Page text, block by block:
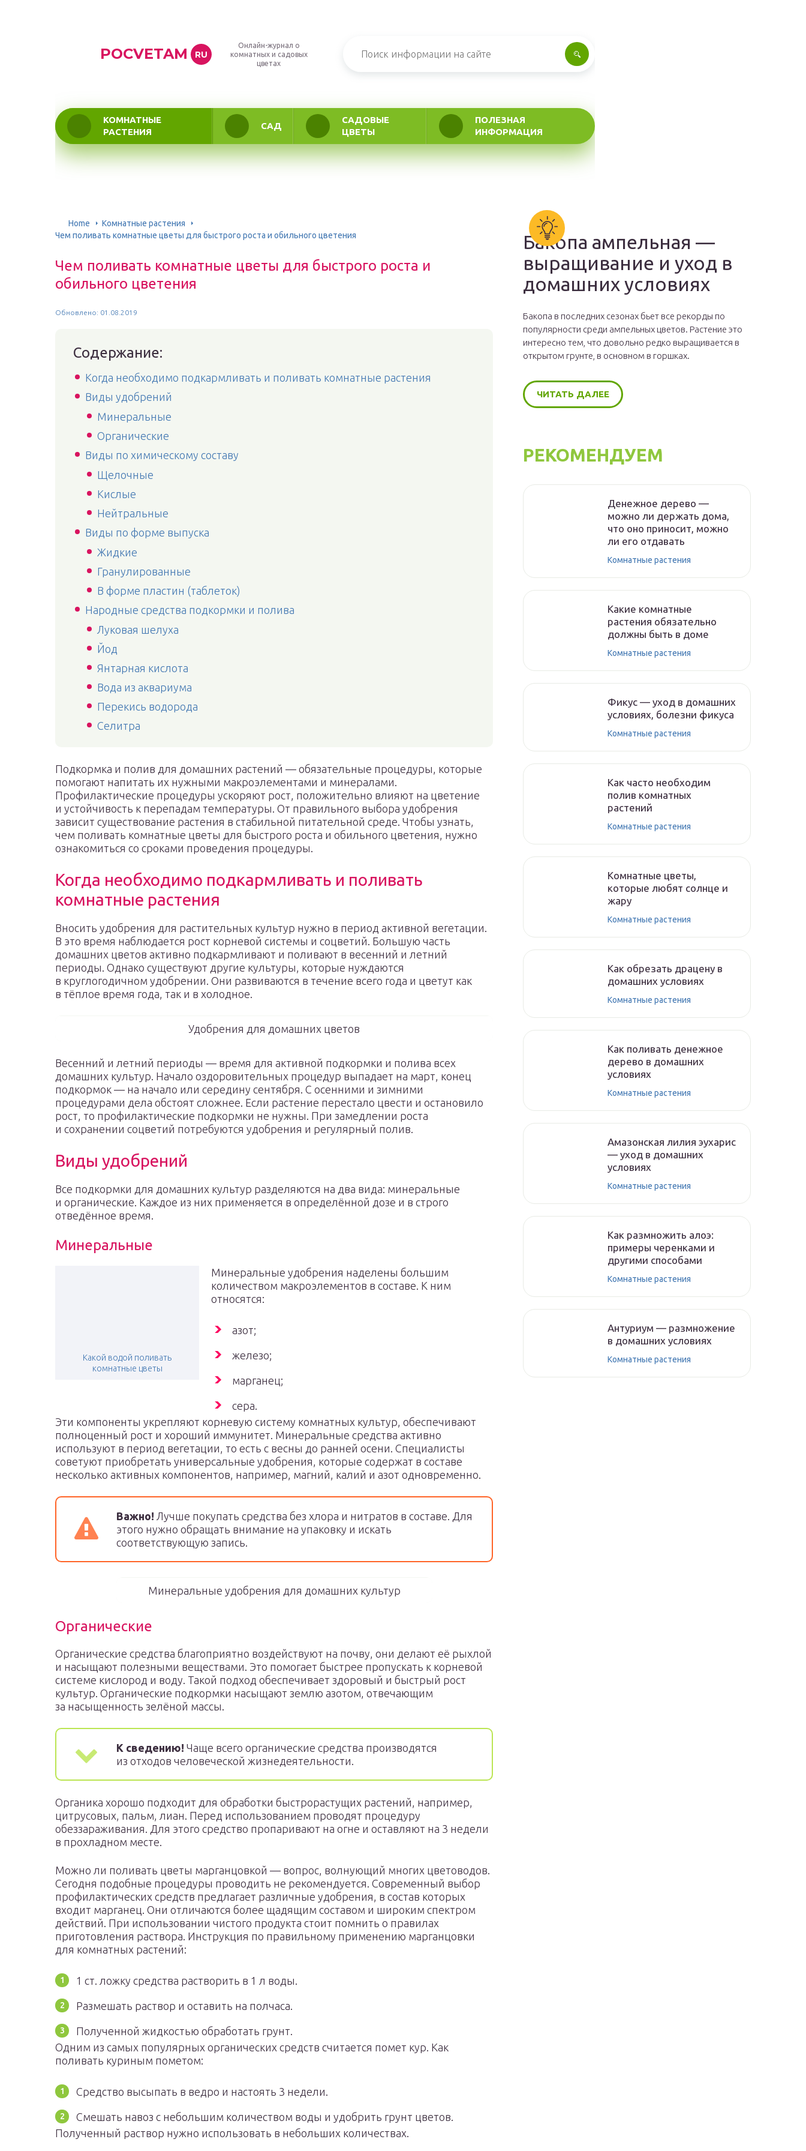
POCVETAM RU
Онлайн-журнал о
комнатных и садовых
цветах
КОМНАТНЫЕ
РАСТЕНИЯ
САД
САДОВЫЕ
ЦВЕТЫ
ПОЛЕЗНАЯ
ИНФОРМАЦИЯ
Home
Комнатные растения
Чем поливать комнатные цветы для быстрого роста и обильного цветения
Чем поливать комнатные цветы для быстрого роста и
обильного цветения
Обновлено: 01.08.2019
Содержание:
Когда необходимо подкармливать и поливать комнатные растения
Виды удобрений
Минеральные
Органические
Виды по химическому составу
Щелочные
Кислые
Нейтральные
Виды по форме выпуска
Жидкие
Гранулированные
В форме пластин (таблеток)
Народные средства подкормки и полива
Луковая шелуха
Йод
Янтарная кислота
Вода из аквариума
Перекись водорода
Селитра
Подкормка и полив для домашних растений — обязательные процедуры, которые
помогают напитать их нужными макроэлементами и минералами.
Профилактические процедуры ускоряют рост, положительно влияют на цветение
и устойчивость к перепадам температуры. От правильного выбора удобрения
зависит существование растения в стабильной питательной среде. Чтобы узнать,
чем поливать комнатные цветы для быстрого роста и обильного цветения, нужно
ознакомиться со сроками проведения процедуры.
Когда необходимо подкармливать и поливать
комнатные растения
Вносить удобрения для растительных культур нужно в период активной вегетации.
В это время наблюдается рост корневой системы и соцветий. Большую часть
домашних цветов активно подкармливают и поливают в весенний и летний
периоды. Однако существуют другие культуры, которые нуждаются
в круглогодичном удобрении. Они развиваются в течение всего года и цветут как
в тёплое время года, так и в холодное.
Удобрения для домашних цветов
Весенний и летний периоды — время для активной подкормки и полива всех
домашних культур. Начало оздоровительных процедур выпадает на март, конец
подкормок — на начало или середину сентября. С осенними и зимними
процедурами дела обстоят сложнее. Если растение перестало цвести и остановило
рост, то профилактические подкормки не нужны. При замедлении роста
и сохранении соцветий потребуются удобрения и регулярный полив.
Виды удобрений
Все подкормки для домашних культур разделяются на два вида: минеральные
и органические. Каждое из них применяется в определённой дозе и в строго
отведённое время.
Минеральные
Какой водой поливать
комнатные цветы
Минеральные удобрения наделены большим
количеством макроэлементов в составе. К ним
относятся:
азот;
железо;
марганец;
сера.
Эти компоненты укрепляют корневую систему комнатных культур, обеспечивают
полноценный рост и хороший иммунитет. Минеральные средства активно
используют в период вегетации, то есть с весны до ранней осени. Специалисты
советуют приобретать универсальные удобрения, которые содержат в составе
несколько активных компонентов, например, магний, калий и азот одновременно.
Важно! Лучше покупать средства без хлора и нитратов в составе. Для
этого нужно обращать внимание на упаковку и искать
соответствующую запись.
Минеральные удобрения для домашних культур
Органические
Органические средства благоприятно воздействуют на почву, они делают её рыхлой
и насыщают полезными веществами. Это помогает быстрее пропускать к корневой
системе кислород и воду. Такой подход обеспечивает здоровый и быстрый рост
культур. Органические подкормки насыщают землю азотом, отвечающим
за насыщенность зелёной массы.
К сведению! Чаще всего органические средства производятся
из отходов человеческой жизнедеятельности.
Органика хорошо подходит для обработки быстрорастущих растений, например,
цитрусовых, пальм, лиан. Перед использованием проводят процедуру
обеззараживания. Для этого средство пропаривают на огне и оставляют на 3 недели
в прохладном месте.
Можно ли поливать цветы марганцовкой — вопрос, волнующий многих цветоводов.
Сегодня подобные процедуры проводить не рекомендуется. Современный выбор
профилактических средств предлагает различные удобрения, в состав которых
входит марганец. Они отличаются более щадящим составом и широким спектром
действий. При использовании чистого продукта стоит помнить о правилах
приготовления раствора. Инструкция по правильному применению марганцовки
для комнатных растений:
1 ст. ложку средства растворить в 1 л воды.
Размешать раствор и оставить на полчаса.
Полученной жидкостью обработать грунт.
Одним из самых популярных органических средств считается помет кур. Как
поливать куриным пометом:
Средство высыпать в ведро и настоять 3 недели.
Смешать навоз с небольшим количеством воды и удобрить грунт цветов.
Полученный раствор нужно использовать в небольших количествах.
Бакопа ампельная —
выращивание и уход в
домашних условиях
Бакопа в последних сезонах бьет все рекорды по
популярности среди ампельных цветов. Растение это
интересно тем, что довольно редко выращивается в
открытом грунте, в основном в горшках.
ЧИТАТЬ ДАЛЕЕ
РЕКОМЕНДУЕМ
Денежное дерево —
можно ли держать дома,
что оно приносит, можно
ли его отдавать
Комнатные растения
Какие комнатные
растения обязательно
должны быть в доме
Комнатные растения
Фикус — уход в домашних
условиях, болезни фикуса
Комнатные растения
Как часто необходим
полив комнатных
растений
Комнатные растения
Комнатные цветы,
которые любят солнце и
жару
Комнатные растения
Как обрезать драцену в
домашних условиях
Комнатные растения
Как поливать денежное
дерево в домашних
условиях
Комнатные растения
Амазонская лилия эухарис
— уход в домашних
условиях
Комнатные растения
Как размножить алоэ:
примеры черенками и
другими способами
Комнатные растения
Антуриум — размножение
в домашних условиях
Комнатные растения